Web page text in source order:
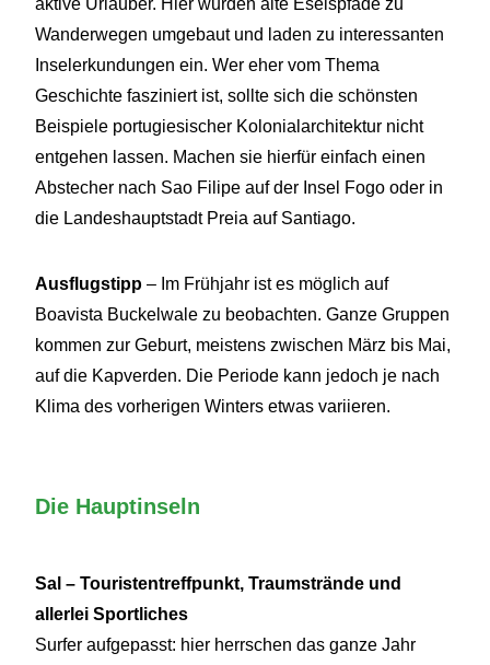
Wanderwegen umgebaut und laden zu interessanten
Inselerkundungen ein. Wer eher vom Thema
Geschichte fasziniert ist, sollte sich die schönsten
Beispiele portugiesischer Kolonialarchitektur nicht
entgehen lassen. Machen sie hierfür einfach einen
Abstecher nach Sao Filipe auf der Insel Fogo oder in
die Landeshauptstadt Preia auf Santiago.
Ausflugstipp – Im Frühjahr ist es möglich auf
Boavista Buckelwale zu beobachten. Ganze Gruppen
kommen zur Geburt, meistens zwischen März bis Mai,
auf die Kapverden. Die Periode kann jedoch je nach
Klima des vorherigen Winters etwas variieren.
Die Hauptinseln
Sal – Touristentreffpunkt, Traumstrände und
allerlei Sportliches
Surfer aufgepasst: hier herrschen das ganze Jahr